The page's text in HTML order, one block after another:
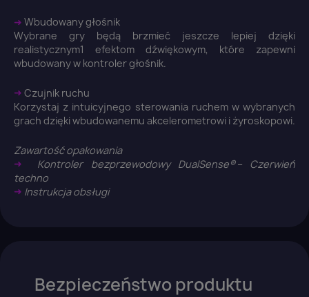
➜ Wbudowany głośnik
Wybrane gry będą brzmieć jeszcze lepiej dzięki
realistycznym1 efektom dźwiękowym, które zapewni
wbudowany w kontroler głośnik.
➜ Czujnik ruchu
Korzystaj z intuicyjnego sterowania ruchem w wybranych
grach dzięki wbudowanemu akcelerometrowi i żyroskopowi.
Zawartość opakowania
➜
Kontroler bezprzewodowy DualSense® – Czerwień
techno
➜ Instrukcja obsługi
Bezpieczeństwo produktu